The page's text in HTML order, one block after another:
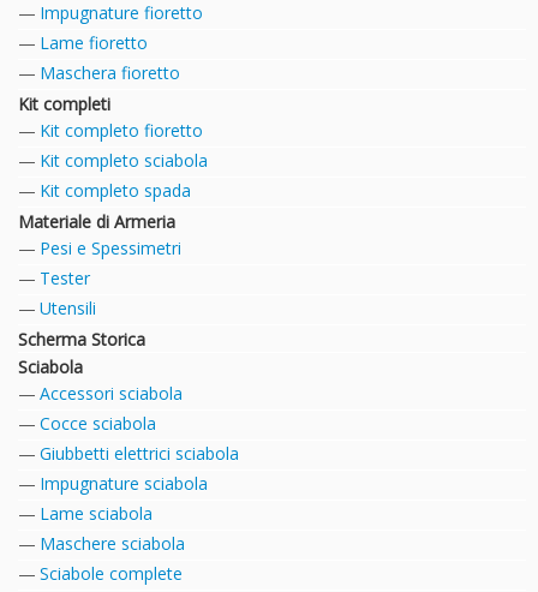
Impugnature fioretto
Lame fioretto
Maschera fioretto
Kit completi
Kit completo fioretto
Kit completo sciabola
Kit completo spada
Materiale di Armeria
Pesi e Spessimetri
Tester
Utensili
Scherma Storica
Sciabola
Accessori sciabola
Cocce sciabola
Giubbetti elettrici sciabola
Impugnature sciabola
Lame sciabola
Maschere sciabola
Sciabole complete